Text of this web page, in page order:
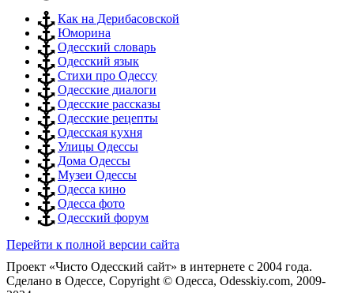
Как на Дерибасовской
Юморина
Одесский словарь
Одесский язык
Стихи про Одессу
Одесские диалоги
Одесские рассказы
Одесские рецепты
Одесская кухня
Улицы Одессы
Дома Одессы
Музеи Одессы
Одесса кино
Одесса фото
Одесский форум
Перейти к полной версии сайта
Проект «Чисто Одесский сайт» в интернете с 2004 года.
Сделано в Одессе, Copyright © Одесса, Odesskiy.com, 2009-